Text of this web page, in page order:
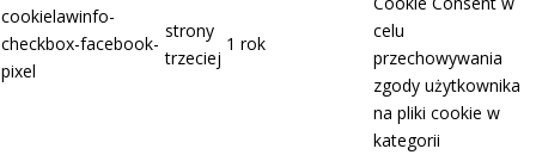
cookielawinfo-
checkbox-facebook-
pixel
strony
trzeciej
1 rok
celu
przechowywania
zgody użytkownika
na pliki cookie w
kategorii